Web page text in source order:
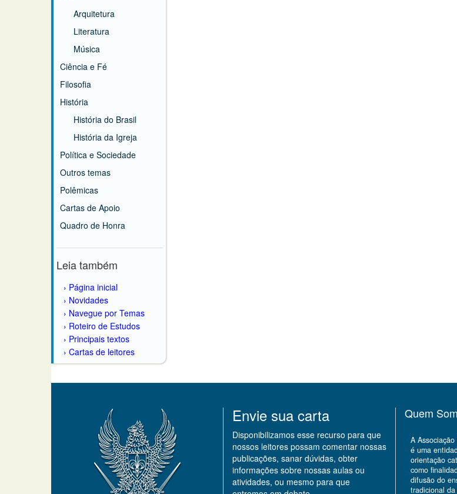
Arquitetura
Literatura
Música
Ciência e Fé
Filosofia
História
História do Brasil
História da Igreja
Política e Sociedade
Outros temas
Polêmicas
Cartas de Apoio
Quadro de Honra
Leia também
Página inicial
Novidades
Navegue por Temas
Roteiro de Estudos
Principais textos
Cartas de leitores
Envie sua carta
Disponibilizamos esse recurso para que
nossos leitores possam comentar nossas
publicações, sanar dúvidas, obter
informações sobre nossas aulas ou
atividades, ou mesmo para que
Quem
A
é uma
orientação
como
difusão do
tradicional